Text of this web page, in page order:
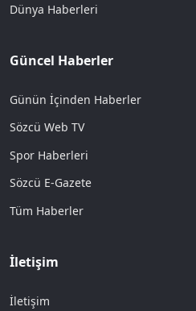
Dünya Haberleri
Güncel Haberler
Günün İçinden Haberler
Sözcü Web TV
Spor Haberleri
Sözcü E-Gazete
Tüm Haberler
İletişim
İletişim